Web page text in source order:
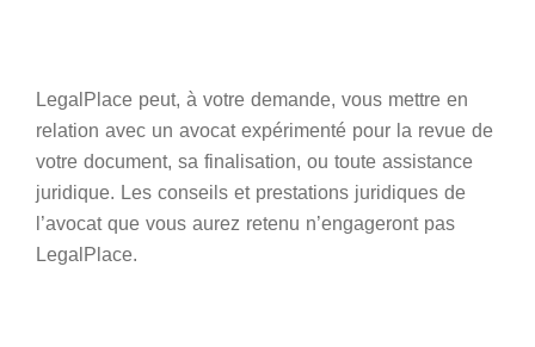
LegalPlace peut, à votre demande, vous mettre en
relation avec un avocat expérimenté pour la revue de
votre document, sa finalisation, ou toute assistance
juridique. Les conseils et prestations juridiques de
l’avocat que vous aurez retenu n’engageront pas
LegalPlace.